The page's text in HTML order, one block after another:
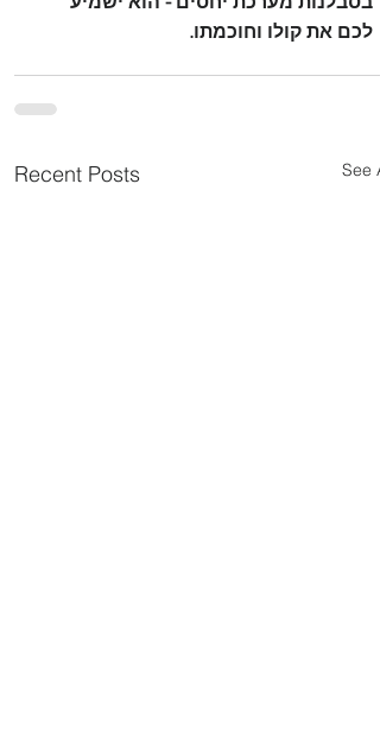
לכם את קולו וחוכמתו.
Recent Posts See